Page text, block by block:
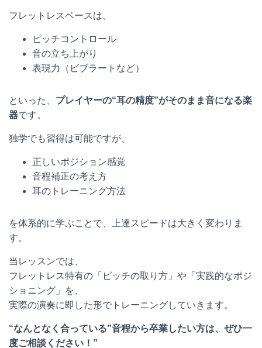
フレットレスベースは、
ピッチコントロール
音の立ち上がり
表現力（ビブラートなど）
といった、 プレイヤーの“耳の精度”がそのまま音になる楽
器です。
独学でも習得は可能ですが、
正しいポジション感覚
音程補正の考え方
耳のトレーニング方法
を体系的に学ぶことで、上達スピードは大きく変わりま
す。
当レッスンでは、
フレットレス特有の「ピッチの取り方」や「実践的なポジ
ショニング」を、
実際の演奏に即した形でトレーニングしていきます。
“なんとなく合っている”音程から卒業したい方は、ぜひ一
度ご相談ください！”